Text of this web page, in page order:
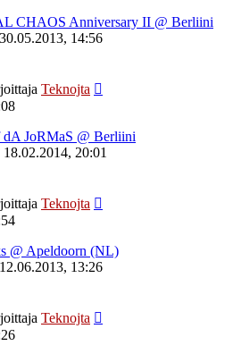
CHAOS Anniversary II @ Berliini
30.05.2013, 14:56
Teknojta
dA JoRMaS @ Berliini
18.02.2014, 20:01
Teknojta
@ Apeldoorn (NL)
12.06.2013, 13:26
Teknojta